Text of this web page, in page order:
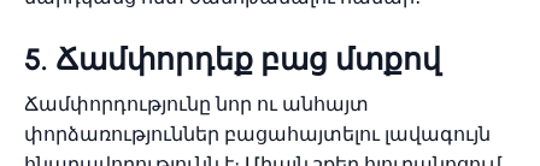
5. Ճամփորդեք բաց մտքով
Ճամփորդությունը նոր ու անհայտ
փորձառություններ բացահայտելու լավագույն